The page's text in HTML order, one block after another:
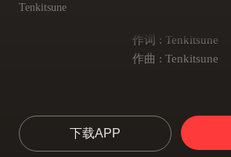
Tenkitsune
作词 : Tenkitsune
作曲 : Tenkitsune
下载APP